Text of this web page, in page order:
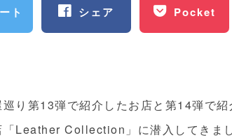
ト シェア Pocket
り第13弾で紹介したお店と第14弾で
Leather Collection 」に潜入してきま